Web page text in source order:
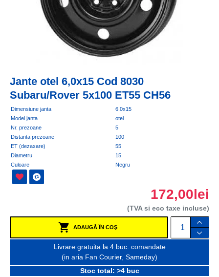
Jante otel 6,0x15 Cod 8030
Subaru/Rover 5x100 ET55 CH56
Dimensiune janta
6.0x15
Model janta
otel
Nr. prezoane
5
Distanta prezoane
100
ET (dezaxare)
55
Diametru
15
Culoare
Negru
172,00lei
(TVA si eco taxe incluse)
ADAUGĂ ÎN COŞ
Livrare gratuita la 4 buc. comandate
(in aria Fan Courier, Sameday)
Stoc total: >4 buc